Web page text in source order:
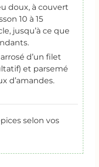
doux, à couvert
10 à 15
jusqu’à ce que
d’un filet
et parsemé
d’amandes.
selon vos